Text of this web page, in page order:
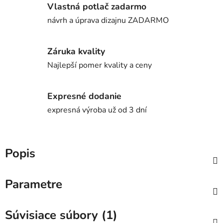
Vlastná potlač zadarmo
návrh a úprava dizajnu ZADARMO
Záruka kvality
Najlepší pomer kvality a ceny
Expresné dodanie
expresná výroba už od 3 dní
Popis
Parametre
Súvisiace súbory (1)